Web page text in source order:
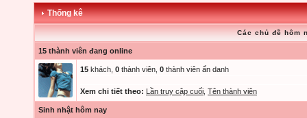
Thống kê
Các chủ đề hôm
15 thành viên đang online
15 khách, 0 thành viên, 0 thành viên ẩn danh
Xem chi tiết theo: Lần truy cập cuối Tên thành viên
Sinh nhật hôm nay